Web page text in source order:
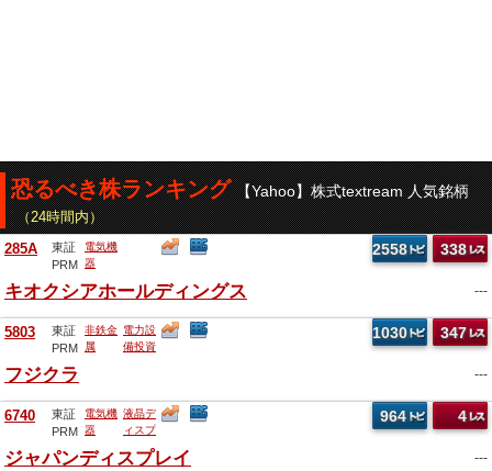
恐るべき株ランキング 【Yahoo】株式textream 人気銘柄
（24時間内）
285A
東証
PRM
電気機
器
338
2558
キオクシアホールディングス ---
5803
東証
PRM
非鉄金
属
電力設
備投資
347
1030
フジクラ ---
6740
東証
PRM
電気機
器
液晶デ
ィスプ
他
4
964
ジャパンディスプレイ ---